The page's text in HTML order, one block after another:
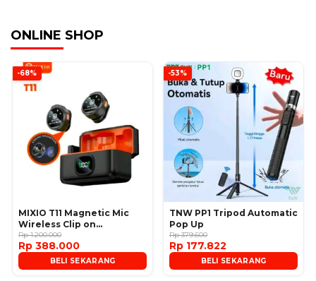
ONLINE SHOP
-68%
MIXIO T11 Magnetic Mic
Wireless Clip on
Microphone
Rp 1.200.000
Rp 388.000
BELI SEKARANG
-53%
TNW PP1 Tripod Automatic
Pop Up
Rp 379.600
Rp 177.822
BELI SEKARANG